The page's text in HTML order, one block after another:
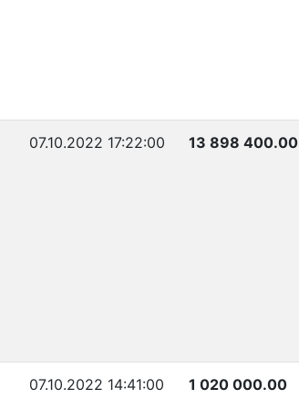
07.10.2022 17:22:00 13 898 400.00
07.10.2022 14:41:00 1 020 000.00